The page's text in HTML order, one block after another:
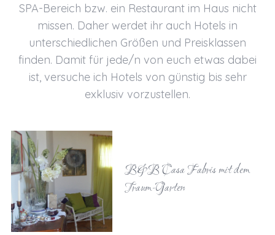
SPA-Bereich bzw. ein Restaurant im Haus nicht
missen. Daher werdet ihr auch Hotels in
unterschiedlichen Größen und Preisklassen
finden. Damit für jede/n von euch etwas dabei
ist, versuche ich Hotels von günstig bis sehr
exklusiv vorzustellen.
B&B Casa Fabris mit dem
Traum-Garten